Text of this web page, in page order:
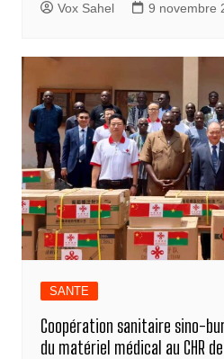
Vox Sahel 9 novembre
SANTE
Coopération sanitaire sino-
du matériel médical au CHR